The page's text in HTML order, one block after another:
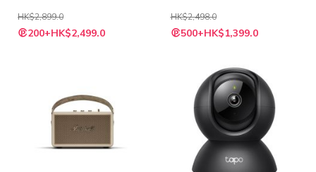
HK$2,899.0
特
殊 200+HK$2,499.0
HK$2,498.0
特
殊 500+HK$1,399.0